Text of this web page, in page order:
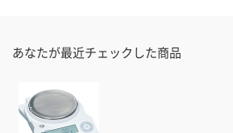
あなたが最近チェックした商品